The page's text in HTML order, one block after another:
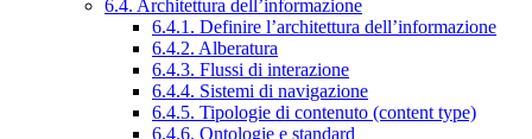
6.4. Architettura dell’informazione
6.4.1. Definire l’architettura dell’informazione
6.4.2. Alberatura
6.4.3. Flussi di interazione
6.4.4. Sistemi di navigazione
6.4.5. Tipologie di contenuto (content type)
6.4.6. Ontologie e standard